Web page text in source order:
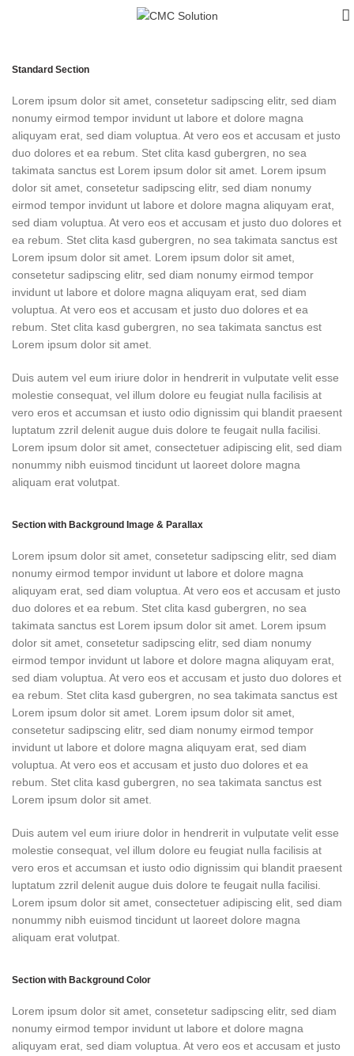
Standard Section
Lorem ipsum dolor sit amet, consetetur sadipscing elitr, sed diam
nonumy eirmod tempor invidunt ut labore et dolore magna
aliquyam erat, sed diam voluptua. At vero eos et accusam et justo
duo dolores et ea rebum. Stet clita kasd gubergren, no sea
takimata sanctus est Lorem ipsum dolor sit amet. Lorem ipsum
dolor sit amet, consetetur sadipscing elitr, sed diam nonumy
eirmod tempor invidunt ut labore et dolore magna aliquyam erat,
sed diam voluptua. At vero eos et accusam et justo duo dolores et
ea rebum. Stet clita kasd gubergren, no sea takimata sanctus est
Lorem ipsum dolor sit amet. Lorem ipsum dolor sit amet,
consetetur sadipscing elitr, sed diam nonumy eirmod tempor
invidunt ut labore et dolore magna aliquyam erat, sed diam
voluptua. At vero eos et accusam et justo duo dolores et ea
rebum. Stet clita kasd gubergren, no sea takimata sanctus est
Lorem ipsum dolor sit amet.
Duis autem vel eum iriure dolor in hendrerit in vulputate velit esse
molestie consequat, vel illum dolore eu feugiat nulla facilisis at
vero eros et accumsan et iusto odio dignissim qui blandit praesent
luptatum zzril delenit augue duis dolore te feugait nulla facilisi.
Lorem ipsum dolor sit amet, consectetuer adipiscing elit, sed diam
nonummy nibh euismod tincidunt ut laoreet dolore magna
aliquam erat volutpat.
Section with Background Image & Parallax
Lorem ipsum dolor sit amet, consetetur sadipscing elitr, sed diam
nonumy eirmod tempor invidunt ut labore et dolore magna
aliquyam erat, sed diam voluptua. At vero eos et accusam et justo
duo dolores et ea rebum. Stet clita kasd gubergren, no sea
takimata sanctus est Lorem ipsum dolor sit amet. Lorem ipsum
dolor sit amet, consetetur sadipscing elitr, sed diam nonumy
eirmod tempor invidunt ut labore et dolore magna aliquyam erat,
sed diam voluptua. At vero eos et accusam et justo duo dolores et
ea rebum. Stet clita kasd gubergren, no sea takimata sanctus est
Lorem ipsum dolor sit amet. Lorem ipsum dolor sit amet,
consetetur sadipscing elitr, sed diam nonumy eirmod tempor
invidunt ut labore et dolore magna aliquyam erat, sed diam
voluptua. At vero eos et accusam et justo duo dolores et ea
rebum. Stet clita kasd gubergren, no sea takimata sanctus est
Lorem ipsum dolor sit amet.
Duis autem vel eum iriure dolor in hendrerit in vulputate velit esse
molestie consequat, vel illum dolore eu feugiat nulla facilisis at
vero eros et accumsan et iusto odio dignissim qui blandit praesent
luptatum zzril delenit augue duis dolore te feugait nulla facilisi.
Lorem ipsum dolor sit amet, consectetuer adipiscing elit, sed diam
nonummy nibh euismod tincidunt ut laoreet dolore magna
aliquam erat volutpat.
Section with Background Color
Lorem ipsum dolor sit amet, consetetur sadipscing elitr, sed diam
nonumy eirmod tempor invidunt ut labore et dolore magna
aliquyam erat, sed diam voluptua. At vero eos et accusam et justo